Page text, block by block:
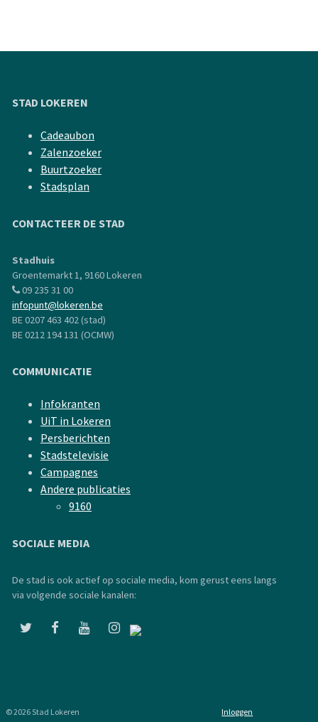
STAD LOKEREN
Cadeaubon
Zalenzoeker
Buurtzoeker
Stadsplan
CONTACTEER DE STAD
Stadhuis
Groentemarkt 1, 9160 Lokeren
09 235 31 00
infopunt@lokeren.be
BE 0207 463 402 (stad)
BE 0212 194 131 (OCMW)
COMMUNICATIE
Infokranten
UiT in Lokeren
Persberichten
Stadstelevisie
Campagnes
Andere publicaties
9160
SOCIALE MEDIA
De stad is ook actief op sociale media, kom gerust eens langs
via volgende sociale kanalen:
© 2026 Stad Lokeren
Inloggen